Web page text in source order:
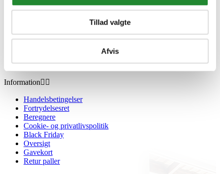
Tillad valgte
Afvis
Information 
Handelsbetingelser
Fortrydelsesret
Beregnere
Cookie- og privatlivspolitik
Black Friday
Oversigt
Gavekort
Retur paller